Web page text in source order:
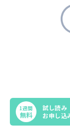
1週間
無料
試し読み
お申し込
Copyright © The Asahi
Noreproduction or